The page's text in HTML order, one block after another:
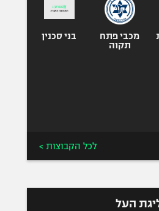
ספורט אתגרי
אומנויות לחימה
מכבי פתח
תקוה
בני סכנין
לכל הקבוצות >
העל